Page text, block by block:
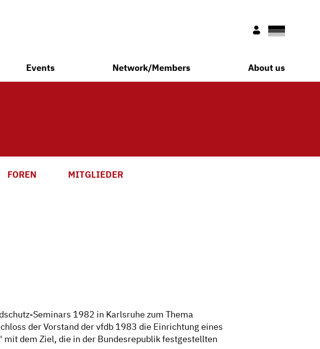
Nur fürDeutsch
Events Network/Members About us
FOREN MITGLIEDER
Seminars 1982 in Karlsruhe zum Thema
der Vorstand der vfdb 1983 die Einrichtung eines
dem Ziel, die in der Bundesrepublik festgestellten